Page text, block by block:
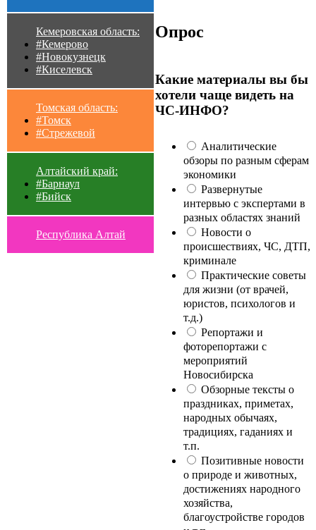
Кемеровская область:
#Кемерово
#Новокузнецк
#Киселевск
Томская область:
#Томск
#Стрежевой
Алтайский край:
#Барнаул
#Бийск
Республика Алтай
Опрос
Какие материалы вы бы
хотели чаще видеть на
ЧС-ИНФО?
Аналитические
обзоры по разным сферам
экономики
Развернутые
интервью с экспертами в
разных областях знаний
Новости о
происшествиях, ЧС, ДТП,
криминале
Практические советы
для жизни (от врачей,
юристов, психологов и
т.д.)
Репортажи и
фоторепортажи с
мероприятий
Новосибирска
Обзорные тексты о
праздниках, приметах,
народных обычаях,
традициях, гаданиях и
т.п.
Позитивные новости
о природе и животных,
достижениях народного
хозяйства,
благоустройстве городов